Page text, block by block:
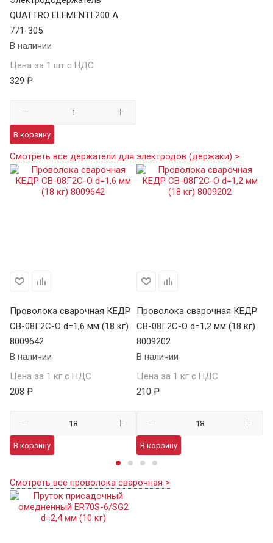
QUATTRO ELEMENTI 200 A
771-305
В наличии
Цена за 1 шт с НДС
329 ₽
В корзину
Смотреть все держатели для электродов (держаки) >
Проволока сварочная КЕДР
СВ-08Г2С-О d=1,6 мм (18 кг)
8009642
В наличии
Цена за 1 кг с НДС
208 ₽
В корзину
Проволока сварочная КЕДР
СВ-08Г2С-О d=1,2 мм (18 кг)
8009202
В наличии
Цена за 1 кг с НДС
210 ₽
В корзину
Смотреть все проволока сварочная >